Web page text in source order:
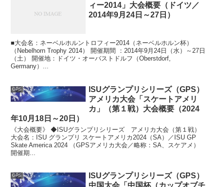
ィー2014」大会概要（ドイツ／
2014年9月24日～27日）
■大会名：ネーベルホルントロフィー2014（ネーベルホルン杯）
（Nebelhorn Trophy 2014） 開催期間 ：2014年9月24日（水）～27日
（土） 開催地：ドイツ・オーバストドルフ（Oberstdorf,
Germany）...
GPS
ISUグランプリシリーズ（GPS）
アメリカ大会「スケートアメリ
カ」（第１戦）大会概要（2024
年10月18日～20日）
《大会概要》 ◆ISUグランプリシリーズ アメリカ大会（第１戦）
大会名：ISU グランプリ スケートアメリカ2024（SA）／ISU GP
Skate America 2024 （GPSアメリカ大会／略称：SA、スケアメ）
開催期...
GPS
ISUグランプリシリーズ（GPS）